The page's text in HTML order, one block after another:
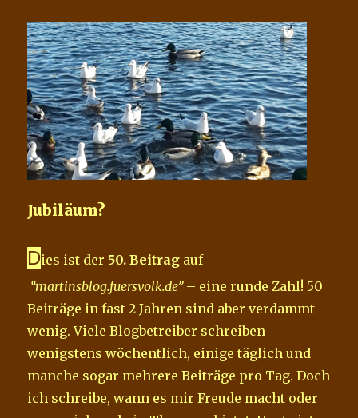
für
WordPress.com
User
Teil
2
Jubiläum?
Dies ist der 50. Beitrag auf
“martinsblog.fuersvolk.de”– eine runde Zahl! 50
Beiträge in fast 2 Jahren sind aber verdammt
wenig. Viele Blogbetreiber schreiben
wenigstens wöchentlich, einige täglich und
manche sogar mehrere Beiträge pro Tag. Doch
ich schreibe, wann es mir Freude macht oder